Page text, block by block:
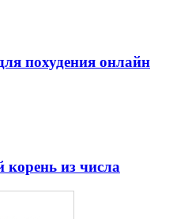
похудения онлайн
из числа